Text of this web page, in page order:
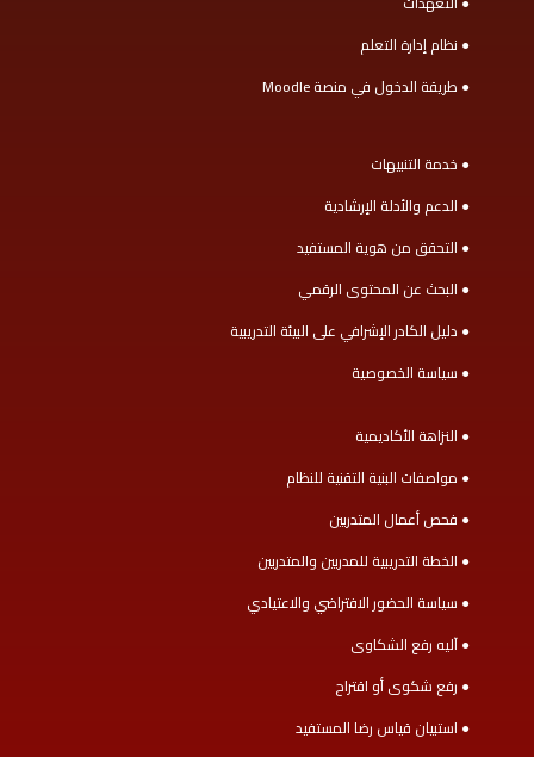
● نظام إدارة التعلم
● طريقة الدخول في منصة Moodle
● خدمة التنبيهات
● الدعم والأدلة الإرشادية
● التحقق من هوية المستفيد
● البحث عن المحتوى الرقمي
● دليل الكادر الإشرافي على البيئة التدريبية
● سياسة الخصوصية
● النزاهة الأكاديمية
● مواصفات البنية التقنية للنظام
● فحص أعمال المتدربين
● الخطة التدريبية للمدربين والمتدربين
● سياسة الحضور الافتراضي والاعتيادي
● آليه رفع الشكاوى
● رفع شكوى أو اقتراح
● استبيان قياس رضا المستفيد